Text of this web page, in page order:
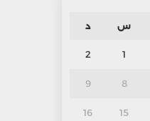
س د
1
2
8
9
15
16